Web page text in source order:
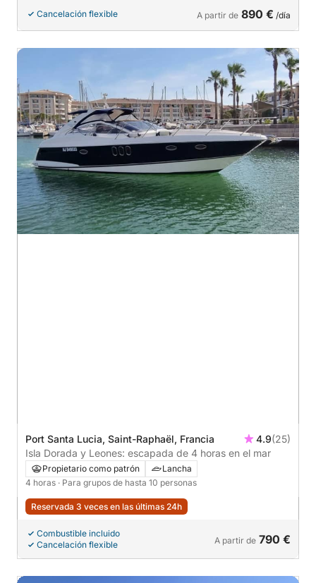
Cancelación flexible A partir de 890 € /día
Port Santa Lucia, Saint-Raphaël, Francia 4.9(25)
Isla Dorada y Leones: escapada de 4 horas en el mar
Propietario como patrón
Lancha
4 horas · Para grupos de hasta 10 personas
Reservada 3 veces en las últimas 24h
Combustible incluido
Cancelación flexible
A partir de 790 €